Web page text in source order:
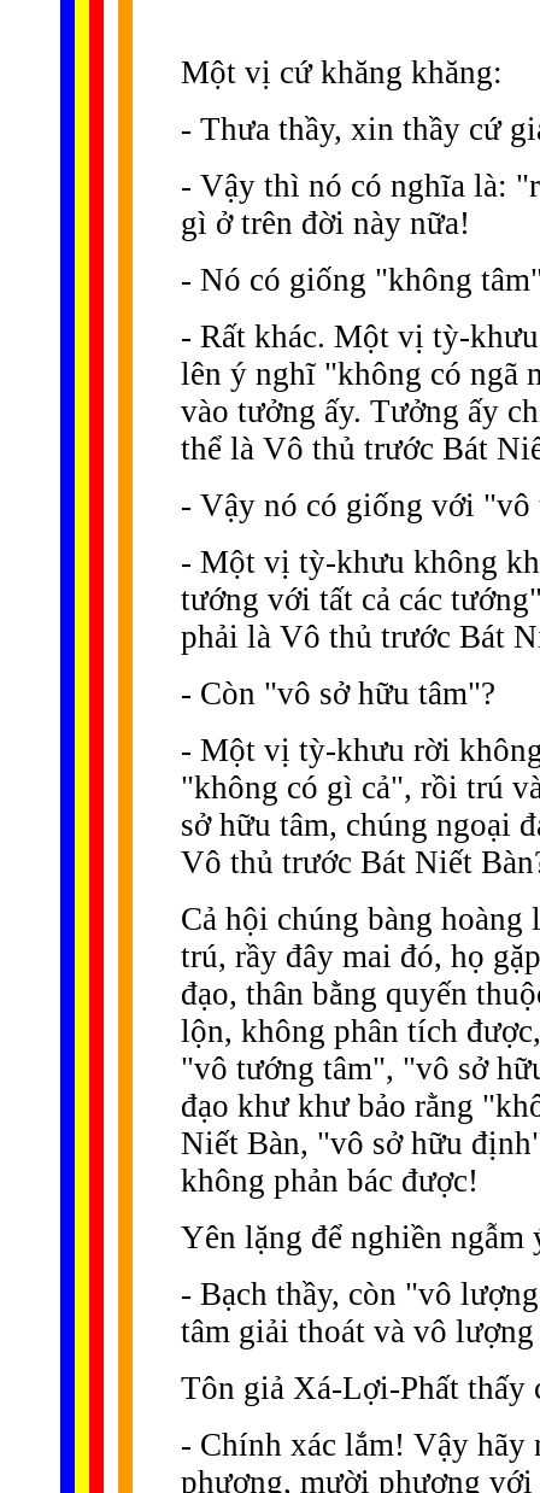
Một vị cứ khăng khăng:
- Thưa thầy, xin thầy cứ
- Vậy thì nó có nghĩa là:
gì ở trên đời này nữa!
- Nó có giống "không
- Rất khác. Một vị tỳ-
lên ý nghĩ "không có ngã
vào tưởng ấy. Tưởng ấy
thể là Vô thủ trước Bát
- Vậy nó có giống với "vô
- Một vị tỳ-khưu không
tướng với tất cả các
phải là Vô thủ trước Bát
- Còn "vô sở hữu tâm"?
- Một vị tỳ-khưu rời
"không có gì cả", rồi trú
sở hữu tâm, chúng ngoại
Vô thủ trước Bát Niết
Cả hội chúng bàng
trú, rầy đây mai đó, họ
đạo, thân bằng quyến
lộn, không phân tích
"vô tướng tâm", "vô sở
đạo khư khư bảo rằng
Niết Bàn, "vô sở hữu
không phản bác được!
Yên lặng để nghiền
- Bạch thầy, còn "vô
tâm giải thoát và vô
Tôn giả Xá-Lợi-Phất thấy
- Chính xác lắm! Vậy
phương, mười phương